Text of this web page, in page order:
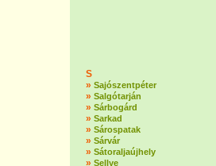
S
» Sajószentpéter
» Salgótarján
» Sárbogárd
» Sarkad
» Sárospatak
» Sárvár
» Sátoraljaújhely
» Sellye